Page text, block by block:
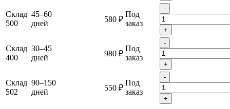
Склад
500
45–60
дней
580 ₽
Под
заказ
-
+
Склад
400
30–45
дней
980 ₽
Под
заказ
-
+
Склад
502
90–150
дней
550 ₽
Под
заказ
-
+